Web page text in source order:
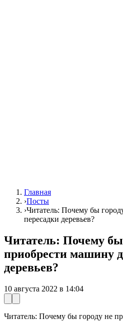
Главная
›Посты
›Читатель: Почему бы
пересадки деревьев?
Читатель: Почему бы
приобрести машину
деревьев?
10 августа 2022 в 14:04
Читатель: Почему бы городу не